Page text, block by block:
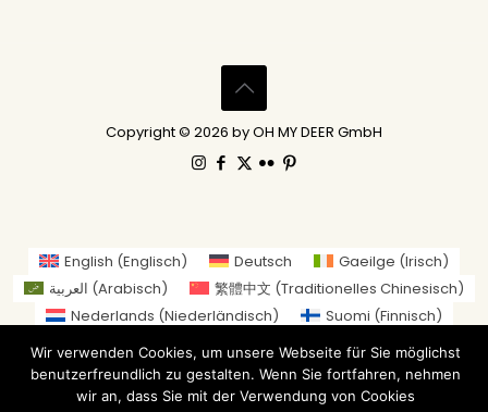
Copyright © 2026 by OH MY DEER GmbH
English (Englisch) Deutsch Gaeilge (Irisch)
العربية (Arabisch) 繁體中文 (Traditionelles Chinesisch)
Nederlands (Niederländisch) Suomi (Finnisch)
Français( Französisch Italiano (Italienisch )
日本語(Japanisch)
Norsk bokmål( Norwegisch (Buchsprache))
Wir verwenden Cookies, um unsere Webseite für Sie möglichst
benutzerfreundlich zu gestalten. Wenn Sie fortfahren, nehmen
wir an, dass Sie mit der Verwendung von Cookies